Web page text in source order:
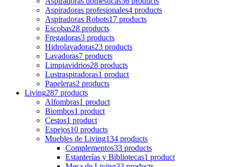
Aspiradoras profesionales4 products
Aspiradoras Robots17 products
Escobas28 products
Fregadoras3 products
Hidrolavadoras23 products
Lavadoras7 products
Limpiavidrios28 products
Lustraspiradoras1 product
Papeleras2 products
Living287 products
Alfombras1 product
Biombos1 product
Cestos1 product
Espejos10 products
Muebles de Living134 products
Complementos33 products
Estanterías y Bibliotecas1 product